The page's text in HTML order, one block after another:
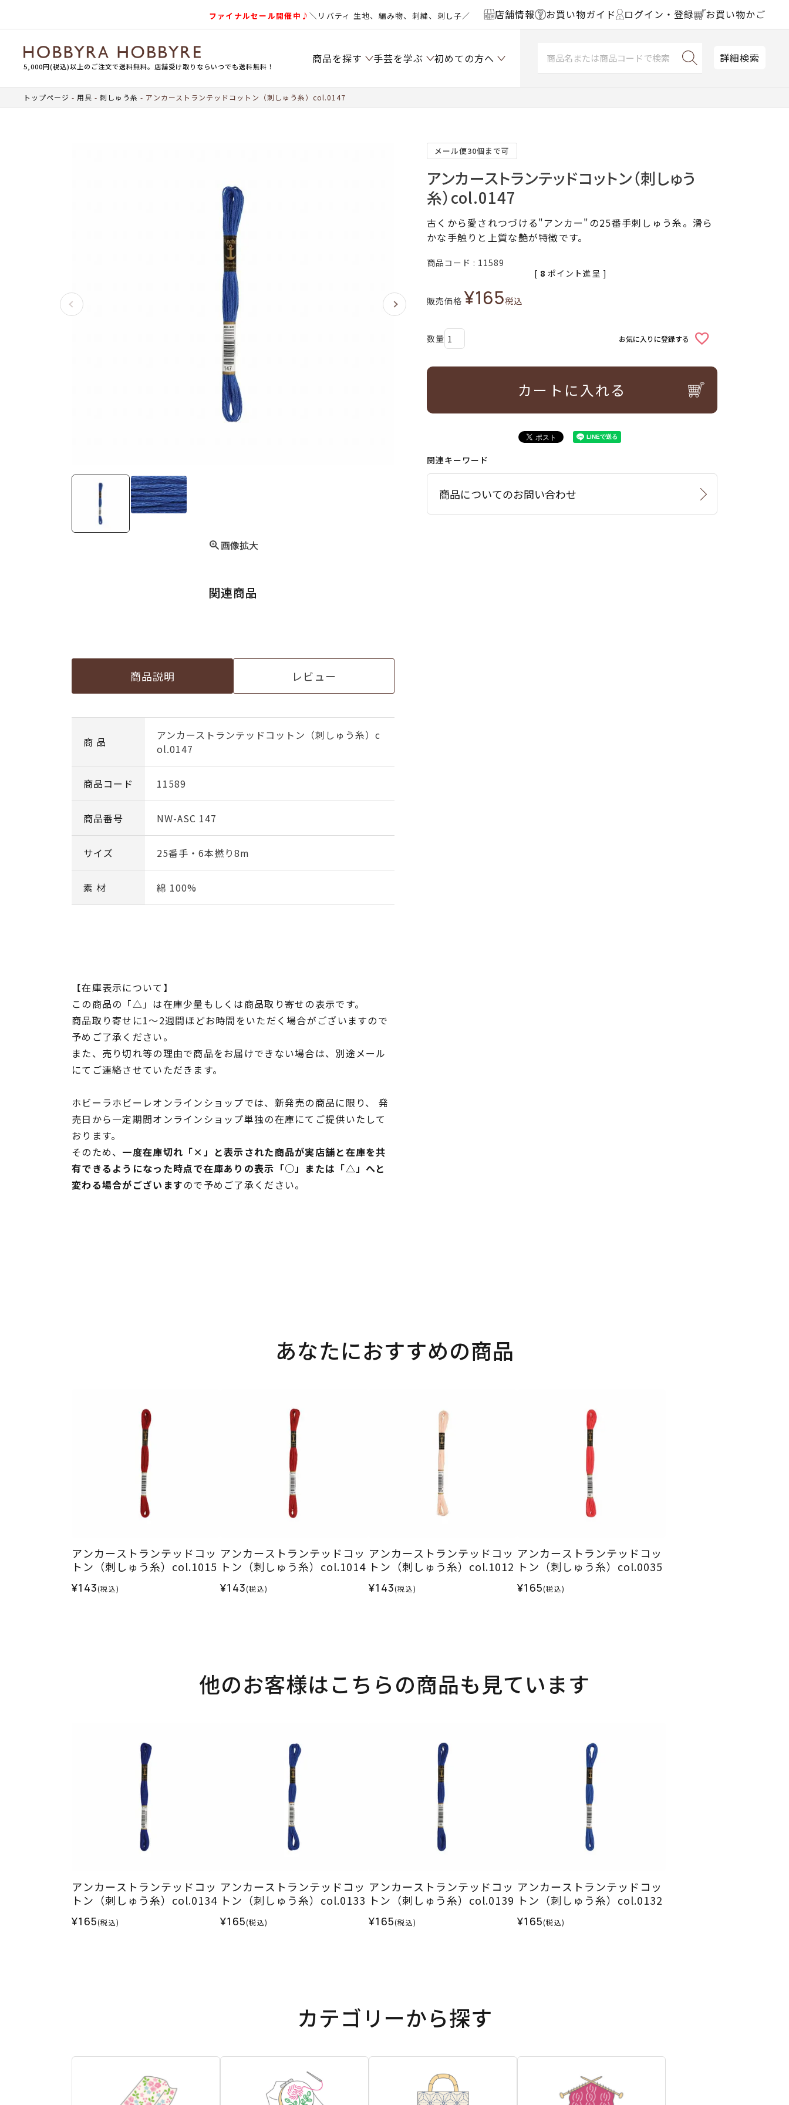
ファイナルセール開催中♪＼リバティ 生地、編み物、刺繍、刺し子／ 店舗情報 お買い物ガイド ログイン・登録 お買い物かご
5,000円(税込)以上のご注文で送料無料。店舗受け取りならいつでも送料無料！
商品を探す 手芸を学ぶ 初めての方へ 詳細検索
トップページ 用具 刺しゅう糸 アンカーストランテッドコットン（刺しゅう糸）col.0147
画像拡大
関連商品
商品説明 レビュー
商 品
アンカーストランテッドコットン（刺しゅう糸）c
ol.0147
商品コード 11589
商品番号 NW-ASC 147
サイズ 25番手・6本撚り8m
素 材 綿 100%
【在庫表示について】
この商品の「△」は在庫少量もしくは商品取り寄せの表示です。
商品取り寄せに1～2週間ほどお時間をいただく場合がございますので
予めご了承ください。
また、売り切れ等の理由で商品をお届けできない場合は、別途メール
にてご連絡させていただきます。
ホビーラホビーレオンラインショップでは、新発売の商品に限り、 発
売日から一定期間オンラインショップ単独の在庫にてご提供いたして
おります。
そのため、 一度在庫切れ「×」と表示された商品が実店舗と在庫を共
有できるようになった時点で在庫ありの表示「○」または「△」へと
変わる場合がございますので予めご了承ください。
メール便30個まで可
アンカーストランテッドコットン（刺しゅう
糸）col.0147
古くから愛されつづける"アンカー"の25番手刺しゅう糸。滑ら
かな手触りと上質な艶が特徴です。
商品コード 11589
販売価格 ¥165税込
[ 8 ポイント進呈 ]
お気に入りに登録する
カートに入れる
関連キーワード
商品についてのお問い合わせ
あなたにおすすめの商品
アンカーストランテッドコッ
トン（刺しゅう糸）col.1015
¥143(税込)
アンカーストランテッドコッ
トン（刺しゅう糸）col.1014
¥143(税込)
アンカーストランテッドコッ
トン（刺しゅう糸）col.1012
¥143(税込)
アンカーストランテッドコッ
トン（刺しゅう糸）col.0035
¥165(税込)
他のお客様はこちらの商品も見ています
アンカーストランテッドコッ
トン（刺しゅう糸）col.0134
¥165(税込)
アンカーストランテッドコッ
トン（刺しゅう糸）col.0133
¥165(税込)
アンカーストランテッドコッ
トン（刺しゅう糸）col.0139
¥165(税込)
アンカーストランテッドコッ
トン（刺しゅう糸）col.0132
¥165(税込)
カテゴリーから探す